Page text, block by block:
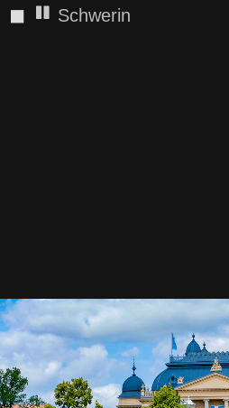
◼ Schwerin